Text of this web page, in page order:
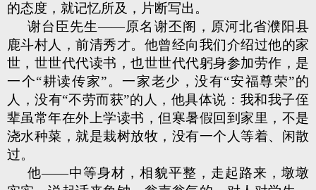
的态度，就记忆所及，片断写出。
谢台臣先生——原名谢丕阁，原河北省濮阳县
鹿斗村人，前清秀才。他曾经向我们介绍过他的家
世，世世代代读书，也世世代代躬身参加劳作，是
一个“耕读传家”。一家老少，没有“安福尊荣”的
人，没有“不劳而获”的人，他具体说：我和我子侄
辈虽常年在外上学读书，但寒暑假回到家里，不是
浇水种菜，就是栽树放牧，没有一个人等着、闲散
过。
他——中等身材，相貌平整，走起路来，墩墩